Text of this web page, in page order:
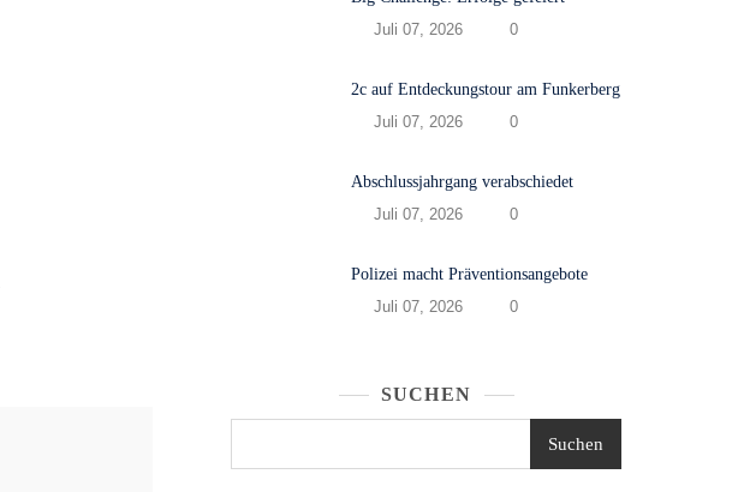
Juli 07, 2026
0
2c auf Entdeckungstour am Funkerberg
Juli 07, 2026
0
Abschlussjahrgang verabschiedet
Juli 07, 2026
0
Polizei macht Präventionsangebote
Juli 07, 2026
0
SUCHEN
Suchen